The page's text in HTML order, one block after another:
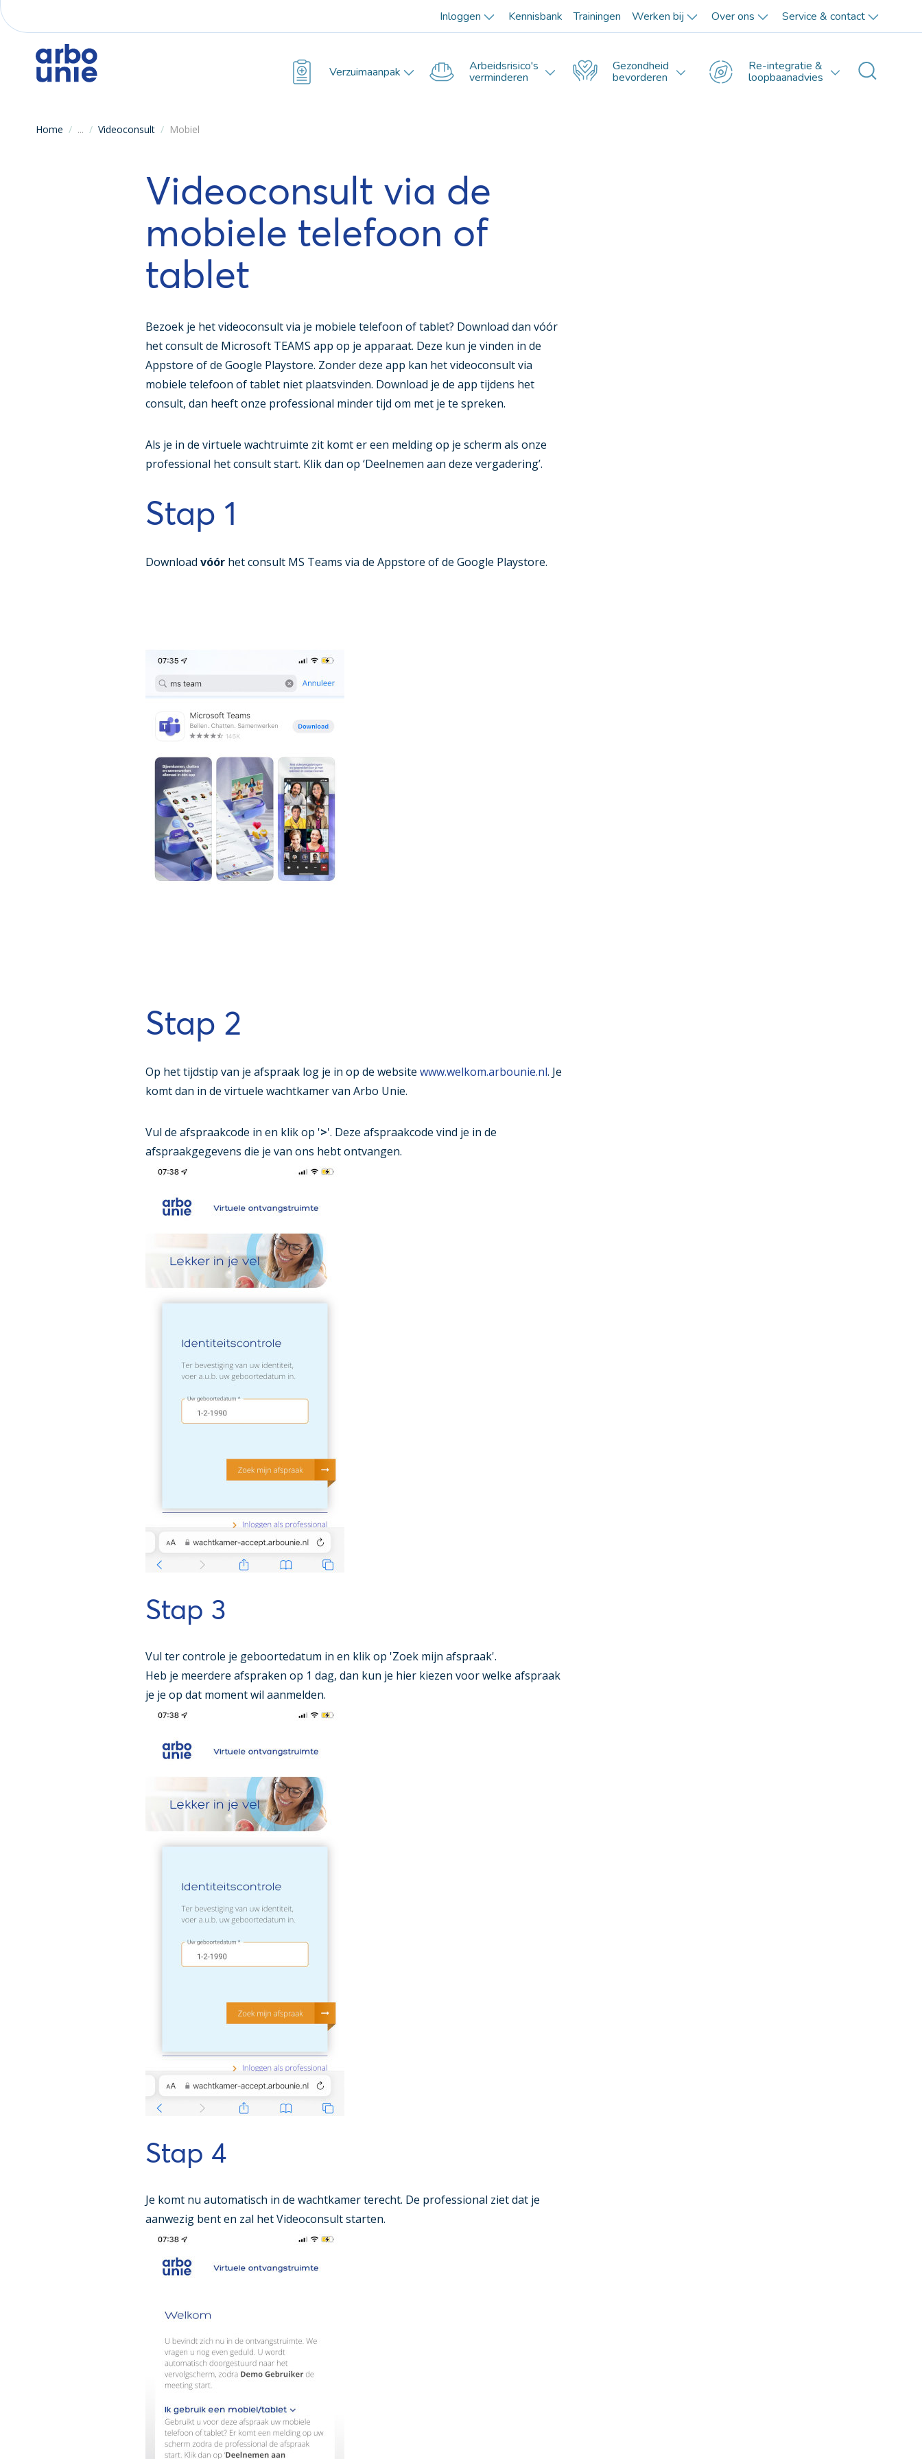
Inloggen Kennisbank Trainingen Werken bij Over ons Service & contact
Verzuimaanpak Arbeidsrisico's
verminderen
Gezondheid
bevorderen
Re-integratie &
loopbaanadvies
Home / ... / Videoconsult / Mobiel
Videoconsult via de
mobiele telefoon of
tablet
Bezoek je het videoconsult via je mobiele telefoon of tablet? Download dan vóór
het consult de Microsoft TEAMS app op je apparaat. Deze kun je vinden in de
Appstore of de Google Playstore. Zonder deze app kan het videoconsult via
mobiele telefoon of tablet niet plaatsvinden. Download je de app tijdens het
consult, dan heeft onze professional minder tijd om met je te spreken.
Als je in de virtuele wachtruimte zit komt er een melding op je scherm als onze
professional het consult start. Klik dan op ‘Deelnemen aan deze vergadering’.
Stap 1
Download vóór het consult MS Teams via de Appstore of de Google Playstore.
Stap 2
Op het tijdstip van je afspraak log je in op de website www.welkom.arbounie.nl. Je
komt dan in de virtuele wachtkamer van Arbo Unie.
Vul de afspraakcode in en klik op '>'. Deze afspraakcode vind je in de
afspraakgegevens die je van ons hebt ontvangen.
Stap 3
Vul ter controle je geboortedatum in en klik op 'Zoek mijn afspraak'.
Heb je meerdere afspraken op 1 dag, dan kun je hier kiezen voor welke afspraak
je je op dat moment wil aanmelden.
Stap 4
Je komt nu automatisch in de wachtkamer terecht. De professional ziet dat je
aanwezig bent en zal het Videoconsult starten.